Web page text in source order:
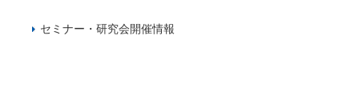
セミナー・研究会開催情報